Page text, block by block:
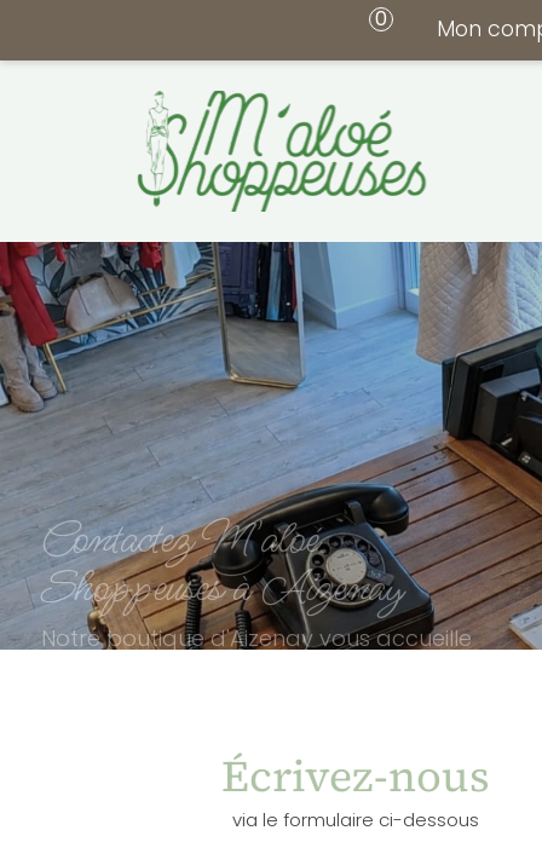
0 Mon
Contactez M'aloé
Shoppeuses à Aizenay
Notre boutique d'Aizenay vous accueille
Contactez-nous, nous vous répondrons
Écrivez-nous
via le formulaire ci-dessous